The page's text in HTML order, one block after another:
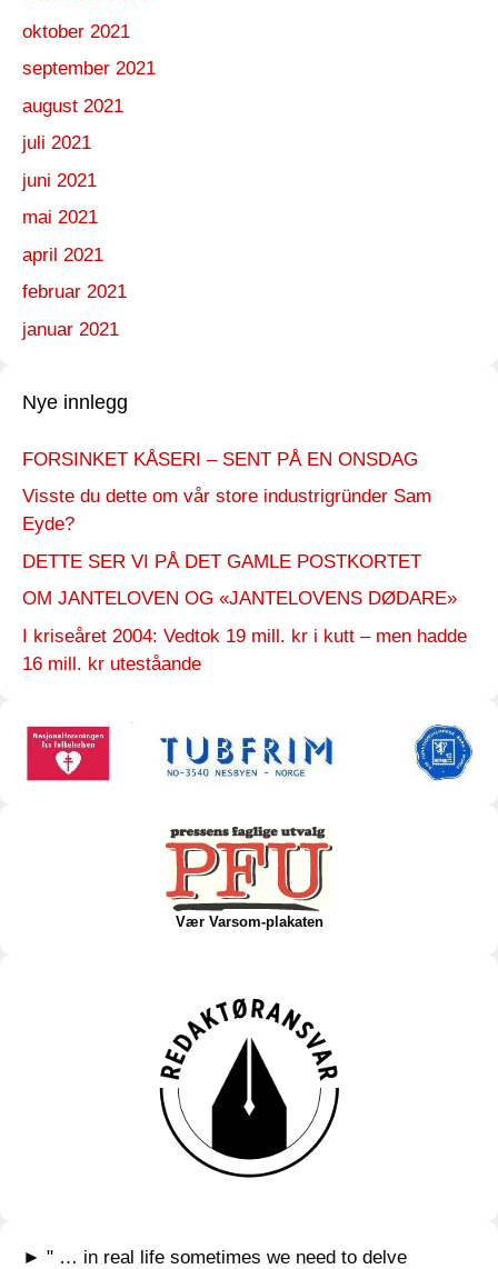
oktober 2021
september 2021
august 2021
juli 2021
juni 2021
mai 2021
april 2021
februar 2021
januar 2021
Nye innlegg
FORSINKET KÅSERI – SENT PÅ EN ONSDAG
Visste du dette om vår store industrigründer Sam
Eyde?
DETTE SER VI PÅ DET GAMLE POSTKORTET
OM JANTELOVEN OG «JANTELOVENS DØDARE»
I kriseåret 2004: Vedtok 19 mill. kr i kutt – men hadde
16 mill. kr uteståande
Vær Varsom-plakaten
► " … in real life sometimes we need to delve